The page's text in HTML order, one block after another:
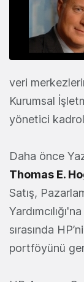
veri
Kurumsal
yönetici
Daha önce
Thomas E.
Satış,
sırasında
portföyünü